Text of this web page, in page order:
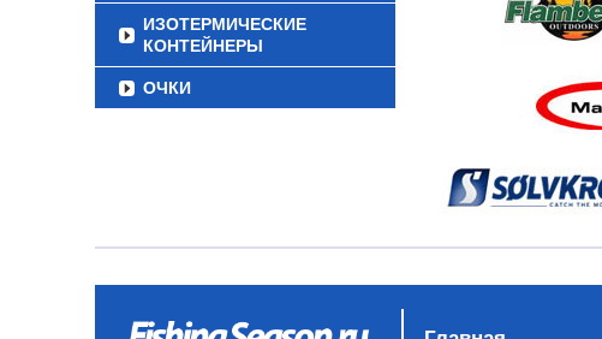
ИЗОТЕРМИЧЕСКИЕ
КОНТЕЙНЕРЫ
ОЧКИ